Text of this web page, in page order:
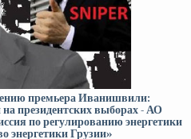
премьера Иванишвили:
президентских выборах - АО
по регулированию энергетики
энергетики Грузии»